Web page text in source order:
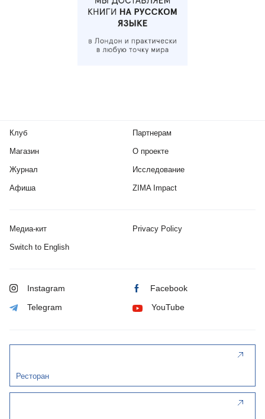
Клуб
Магазин
Журнал
Афиша
Партнерам
О проекте
Исследование
ZIMA Impact
Медиа-кит Privacy Policy
Switch to English
Instagram Facebook
Telegram YouTube
Ресторан